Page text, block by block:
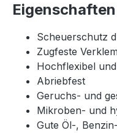
Eigenschaften
Scheuerschutz
Zugfeste
Hochflexibel
Abriebfest
Geruchs- und
Mikroben- und
Gute Öl-,